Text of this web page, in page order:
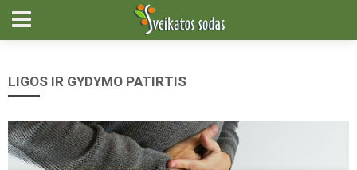
LIGOS IR GYDYMO PATIRTIS